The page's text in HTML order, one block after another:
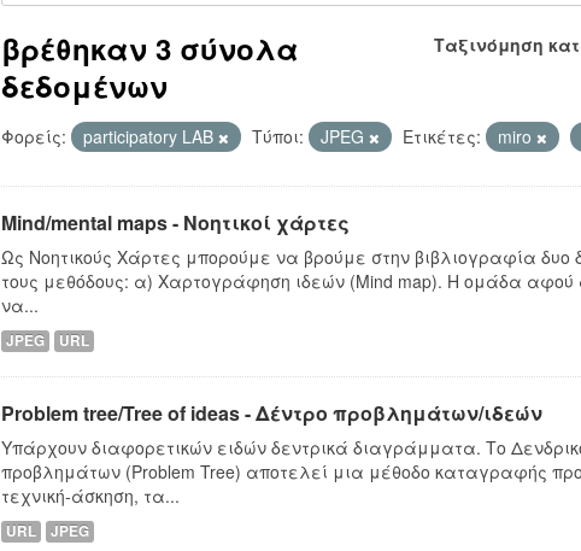
Ταξινόμηση
βρέθηκαν 3 σύνολα
δεδομένων
Φορείς: participatory LAB Τύποι: JPEG Ετικέτες: miro
Mind/mental maps - Νοητικοί χάρτες
Ως Νοητικούς Χάρτες μπορούμε να βρούμε στην βιβλιογραφία δυο
τους μεθόδους: α) Χαρτογράφηση ιδεών (Mind map). Η ομάδα αφού
να...
JPEG URL
Problem tree/Tree of ideas - Δέντρο προβλημάτων/ιδεών
Υπάρχουν διαφορετικών ειδών δεντρικά διαγράμματα. Το
προβλημάτων (Problem Tree) αποτελεί μια μέθοδο καταγραφής
τεχνική-άσκηση, τα...
URL JPEG